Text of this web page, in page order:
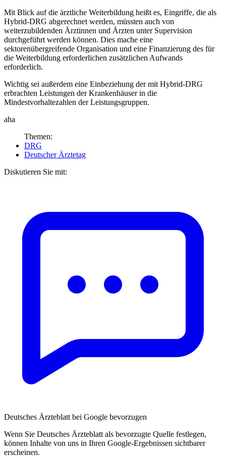
Mit Blick auf die ärztliche Weiterbildung heißt es, Eingriffe, die als
Hybrid-DRG abgerechnet werden, müssten auch von
weiterzubildenden Ärztinnen und Ärzten unter Supervision
durchgeführt werden können. Dies mache eine
sektorenübergreifende Organisation und eine Finanzierung des für
die Weiterbildung erforderlichen zusätzlichen Aufwands
erforderlich.
Wichtig sei außerdem eine Einbeziehung der mit Hybrid-DRG
erbrachten Leistungen der Krankenhäuser in die
Mindestvorhaltezahlen der Leistungsgruppen.
aha
Themen:
DRG
Deutscher Ärztetag
Diskutieren Sie mit:
Deutsches Ärzteblatt bei Google bevorzugen
Wenn Sie Deutsches Ärzteblatt als bevorzugte Quelle festlegen,
können Inhalte von uns in Ihren Google-Ergebnissen sichtbarer
erscheinen.